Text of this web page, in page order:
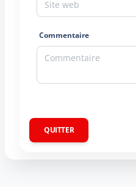
Commentaire
QUITTER